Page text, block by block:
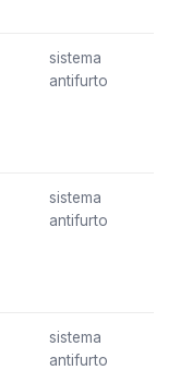
sistema
antifurto
sistema
antifurto
sistema
antifurto